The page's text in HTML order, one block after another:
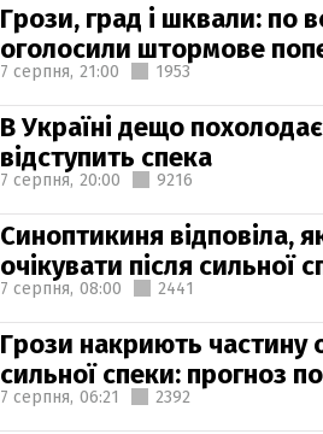
Грози, град і шквали: по
оголосили штормове
7 серпня, 21:00 1953
В Україні дещо
відступить спека
7 серпня, 20:00 9216
Синоптикиня відповіла,
очікувати після сильної
7 серпня, 08:00 2441
Грози накриють частину
сильної спеки: прогноз
7 серпня, 06:21 2392